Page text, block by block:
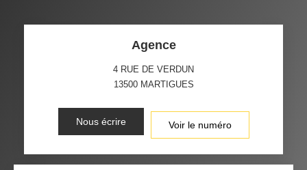
Agence
4 RUE DE VERDUN
13500 MARTIGUES
Nous écrire Voir le numéro